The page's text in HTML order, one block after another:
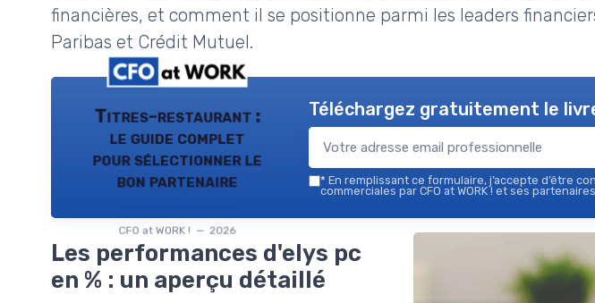
financières, et comment il se positionne parmi les leaders
Paribas et Crédit Mutuel.
Titres-restaurant :
le guide complet
pour sélectionner le
bon partenaire
CFO at WORK ! — 2026
Téléchargez gratuitement le
* En remplissant ce formulaire, j’accepte d’être
commerciales par CFO at WORK ! et ses partenaires.
Les performances d'elys pc
en % : un aperçu détaillé